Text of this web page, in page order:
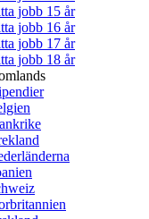
jobb 15 år
jobb 16 år
jobb 17 år
jobb 18 år